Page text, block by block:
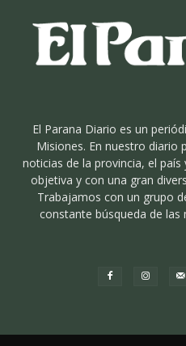
El Parana Diario es un
Misiones. En nuestro diario
noticias de la provincia, el
objetiva y con una gran
Trabajamos con un grupo
constante búsqueda de